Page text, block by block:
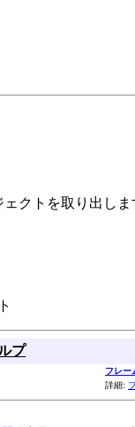
ェクトを取り出しま
プ
フレー
詳細: